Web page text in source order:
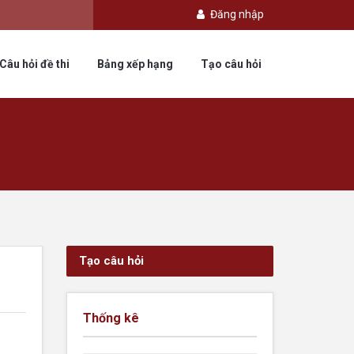
Đăng nhập
Câu hỏi đề thi Bảng xếp hạng Tạo câu hỏi
Tạo câu hỏi
Thống kê